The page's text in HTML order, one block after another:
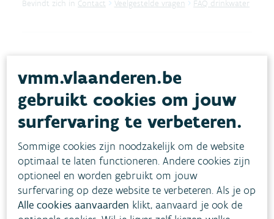
Bevindt zich in Contact Veelgestelde vragen FAQ drinkwater
roestige kleur. Wat kan ik doen?
Water met roest is niet ongezond, maar wel hinderlijk.
Een oplossing is echter vaak niet snel te nemen, de
Bevindt zich in Contact Veelgestelde vragen FAQ drinkwater
vmm.vlaanderen.be
gebruikt cookies om jouw
surfervaring te verbeteren.
Sommige cookies zijn noodzakelijk om de website
optimaal te laten functioneren. Andere cookies zijn
optioneel en worden gebruikt om jouw
surfervaring op deze website te verbeteren. Als je op
Alle cookies aanvaarden klikt, aanvaard je ook de